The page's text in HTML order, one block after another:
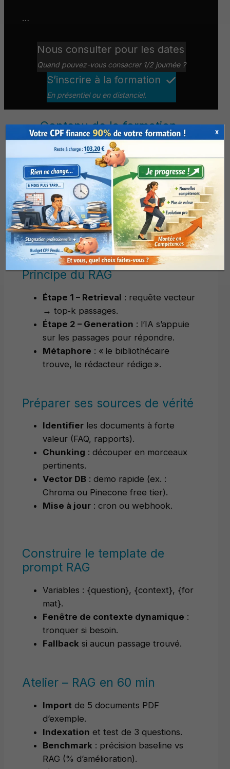
…
Nous consulter pour les dates
Quand pouvez-vous consacrer 1/2 journée ?
S’inscrire à la formation
En présentiel ou en distanciel.
Contenu de la formation
Module 5 – RAG express,
connecter vos données
en 60 minutes
non contractuel, pouvant être
modifié sans préavis pour raison
d’évolution et d’adaptation
Principe du RAG
Étape 1 – Retrieval : requête vecteur
→ top‑k passages.
Étape 2 – Generation : l’IA s’appuie
sur les passages pour répondre.
Métaphore : « le bibliothécaire
trouve, le rédacteur rédige ».
Préparer ses sources de vérité
Identifierles documents à forte
valeur (FAQ, rapports).
Chunking : découper en morceaux
pertinents.
Vector DB: demo rapide (ex. :
Chroma ou Pinecone free tier).
Mise à jour: cron ou webhook.
Construire le template de
prompt RAG
Variables : {question}, {context}, {for
mat}.
Fenêtre de contexte dynamique :
tronquer si besoin.
Fallback si aucun passage trouvé.
Atelier – RAG en 60 min
Import de 5 documents PDF
d’exemple.
Indexation et test de 3 questions.
Benchmark : précision baseline vs
RAG (% d’amélioration).
X